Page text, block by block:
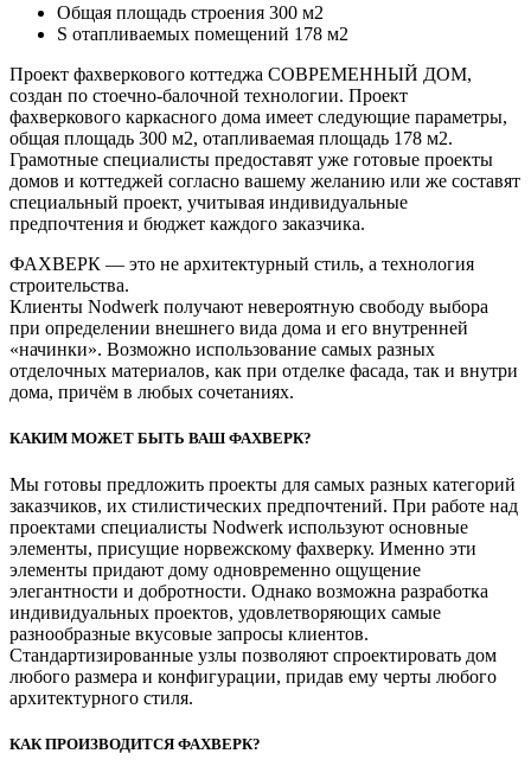
Общая площадь строения 300 м2
S отапливаемых помещений 178 м2
Проект фахверкового коттеджа СОВРЕМЕННЫЙ ДОМ,
создан по стоечно-балочной технологии. Проект
фахверкового каркасного дома имеет следующие параметры,
общая площадь 300 м2, отапливаемая площадь 178 м2.
Грамотные специалисты предоставят уже готовые проекты
домов и коттеджей согласно вашему желанию или же составят
специальный проект, учитывая индивидуальные
предпочтения и бюджет каждого заказчика.
ФАХВЕРК — это не архитектурный стиль, а технология
строительства.
Клиенты Nodwerk получают невероятную свободу выбора
при определении внешнего вида дома и его внутренней
«начинки». Возможно использование самых разных
отделочных материалов, как при отделке фасада, так и внутри
дома, причём в любых сочетаниях.
КАКИМ МОЖЕТ БЫТЬ ВАШ ФАХВЕРК?
Мы готовы предложить проекты для самых разных категорий
заказчиков, их стилистических предпочтений. При работе над
проектами специалисты Nodwerk используют основные
элементы, присущие норвежскому фахверку. Именно эти
элементы придают дому одновременно ощущение
элегантности и добротности. Однако возможна разработка
индивидуальных проектов, удовлетворяющих самые
разнообразные вкусовые запросы клиентов.
Стандартизированные узлы позволяют спроектировать дом
любого размера и конфигурации, придав ему черты любого
архитектурного стиля.
КАК ПРОИЗВОДИТСЯ ФАХВЕРК?